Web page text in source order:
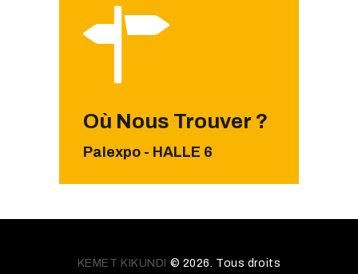
Où Nous Trouver ?
Palexpo - HALLE 6
KEMET KIKUNDI © 2026. Tous droits